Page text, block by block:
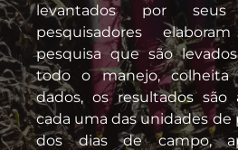
levantados por
pesquisadores
pesquisa que são
todo o manejo, colheita
dados, os resultados são
cada uma das unidades de
dos dias de campo,